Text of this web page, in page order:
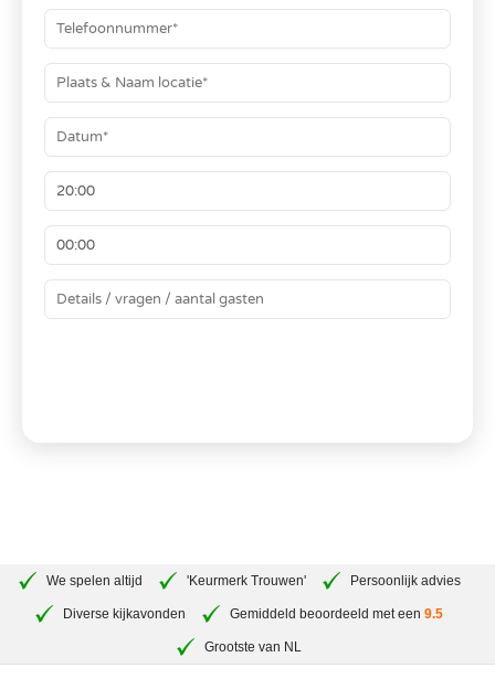
We spelen altijd 'Keurmerk Trouwen' Persoonlijk advies
Diverse kijkavonden Gemiddeld beoordeeld met een 9.5
Grootste van NL